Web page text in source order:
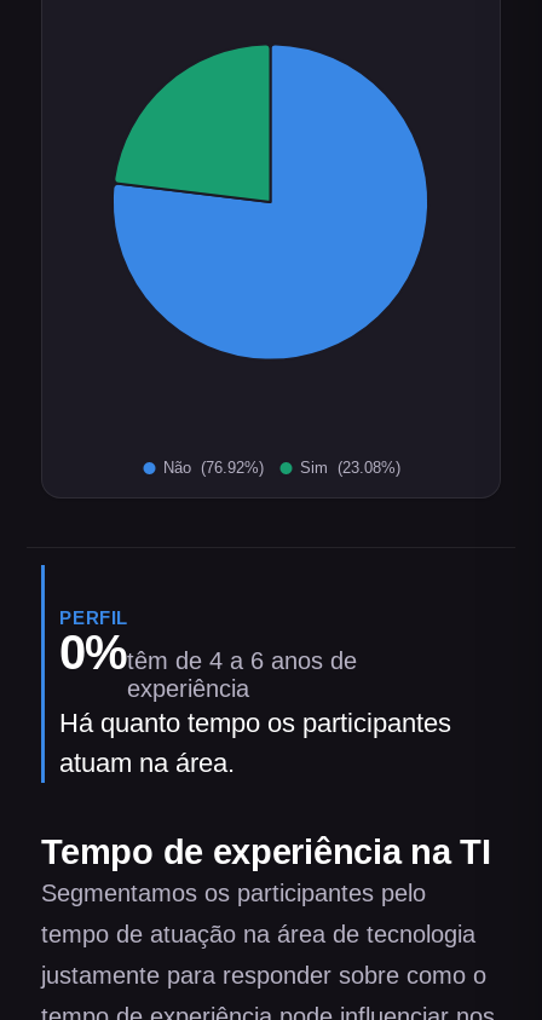
PERFIL
0%têm de 4 a 6 anos de
experiência
Há quanto tempo os participantes
atuam na área.
Tempo de experiência na TI
Segmentamos os participantes pelo
tempo de atuação na área de tecnologia
justamente para responder sobre como o